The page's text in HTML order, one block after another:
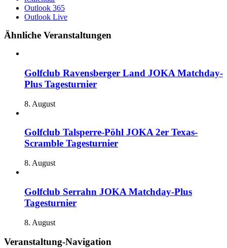
Outlook 365
Outlook Live
Ähnliche Veranstaltungen
Golfclub Ravensberger Land JOKA Matchday-
Plus Tagesturnier
8. August
Golfclub Talsperre-Pöhl JOKA 2er Texas-
Scramble Tagesturnier
8. August
Golfclub Serrahn JOKA Matchday-Plus
Tagesturnier
8. August
Veranstaltung-Navigation